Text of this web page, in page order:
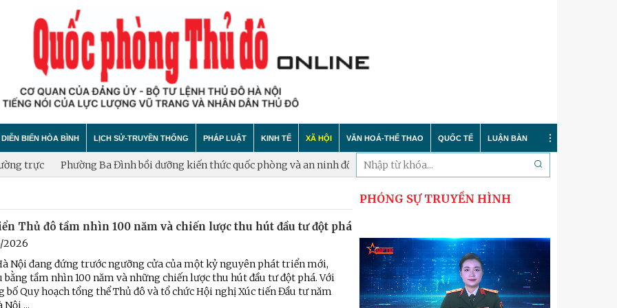
trị
BIẾN HÒA BÌNH
"tự diễn biến", "tự chuyển hóa"
LỊCH SỬ-TRUYỀN THỐNG
Sự Kiện
Lịch sử LLVT nhân dân Thủ đô Hà Nội
Thông Tin Liệt Sĩ
PHÁP LUẬT
An ninh - Trật tự
Cuộc sống quanh ta
Tìm hiểu chính sách
KINH TẾ
Xây dựng nông thôn mới
Vấn đề và dư luận
Hội nhập
XÃ HỘI
Y tế
Cải cách hành chính
VĂN HOÁ-THỂ THAO
Trong nước
Quốc tế
Hà Nội thanh lịch
Nét đẹp Người chiến sỹ Thủ đô
QUỐC TẾ
Sự kiện
Bảo vệ chủ quyền biển đảo
Khoa học quân sự nước ngoài
LUẬN BÀN
Phường Ba Đình bồi dưỡng kiến thức quốc phòng và an ninh đối tượng 4 Xã Phúc Lộc: Thành lập Tiểu đội dân quân thường
Thủ đô tầm nhìn 100 năm và chiến lược thu hút đầu tư đột phá
2026
Nội đang đứng trước ngưỡng cửa của một kỷ nguyên phát triển mới,
bằng tầm nhìn 100 năm và những chiến lược thu hút đầu tư đột phá. Với
bố Quy hoạch tổng thể Thủ đô và tổ chức Hội nghị Xúc tiến Đầu tư năm
Nội ...
PHÓNG SỰ TRUYỀN HÌNH